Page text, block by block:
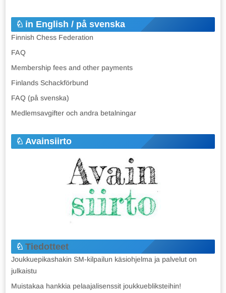
in English / på svenska
Finnish Chess Federation
FAQ
Membership fees and other payments
Finlands Schackförbund
FAQ (på svenska)
Medlemsavgifter och andra betalningar
Avainsiirto
Tiedotteet
Joukkuepikashakin SM-kilpailun käsiohjelma ja palvelut on
julkaistu
Muistakaa hankkia pelaajalisenssit joukkuebliksteihin!